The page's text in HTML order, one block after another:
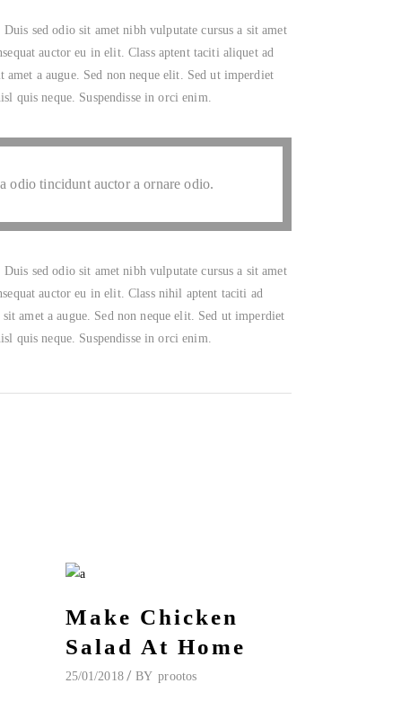
sed odio sit amet nibh vulputate cursus a sit amet
auctor eu in elit. Class aptent taciti aliquet ad
a augue. Sed non neque elit. Sed ut imperdiet
quis neque. Suspendisse in orci enim.
odio tincidunt auctor a ornare odio.
sed odio sit amet nibh vulputate cursus a sit amet
auctor eu in elit. Class nihil aptent taciti ad
amet a augue. Sed non neque elit. Sed ut imperdiet
quis neque. Suspendisse in orci enim.
Make Chicken
Salad At Home
25/01/2018 BY prootos